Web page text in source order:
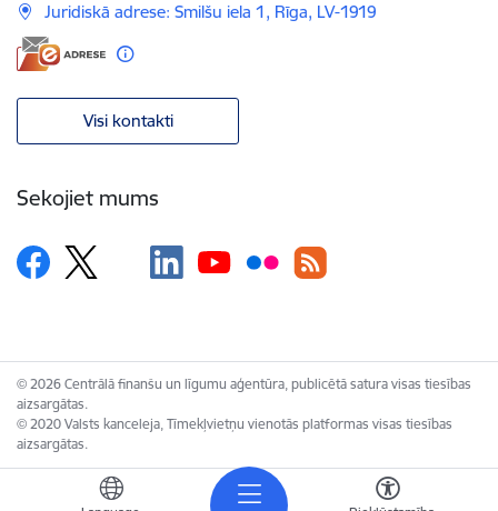
Juridiskā adrese: Smilšu iela 1, Rīga, LV-1919
Visi kontakti
Sekojiet mums
© 2026 Centrālā finanšu un līgumu aģentūra, publicētā satura visas tiesības
aizsargātas.
© 2020 Valsts kanceleja, Tīmekļvietņu vienotās platformas visas tiesības
aizsargātas.